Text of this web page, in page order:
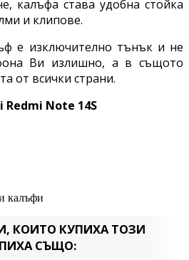
калъфа става удобна стойка
и клипове.
е изключително тънък и не
Ви излишно, а в същото
от всички страни.
Redmi Note 14S
калъфи
КОИТО КУПИХА ТОЗИ
СЪЩО: